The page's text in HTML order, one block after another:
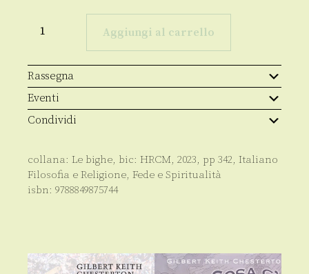
eterno
quantità
Aggiungi al carrello
Rassegna
Eventi
Condividi
collana: Le bighe, bic: HRCM, 2023, pp 342, Italiano
Filosofia e Religione, Fede e Spiritualità
isbn: 9788849875744